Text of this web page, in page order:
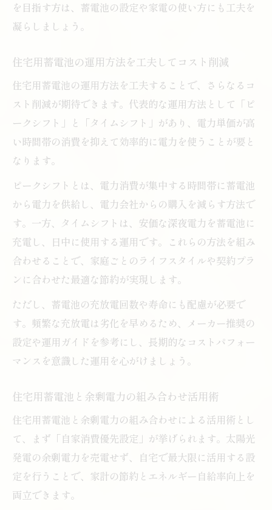
を目指す方は、蓄電池の設定や家電の使い方にも工夫を
凝らしましょう。
住宅用蓄電池の運用方法を工夫してコスト削減
住宅用蓄電池の運用方法を工夫することで、さらなるコ
スト削減が期待できます。代表的な運用方法として「ピ
ークシフト」と「タイムシフト」があり、電力単価が高
い時間帯の消費を抑えて効率的に電力を使うことが要と
なります。
ピークシフトとは、電力消費が集中する時間帯に蓄電池
から電力を供給し、電力会社からの購入を減らす方法で
す。一方、タイムシフトは、安価な深夜電力を蓄電池に
充電し、日中に使用する運用です。これらの方法を組み
合わせることで、家庭ごとのライフスタイルや契約プラ
ンに合わせた最適な節約が実現します。
ただし、蓄電池の充放電回数や寿命にも配慮が必要で
す。頻繁な充放電は劣化を早めるため、メーカー推奨の
設定や運用ガイドを参考にし、長期的なコストパフォー
マンスを意識した運用を心がけましょう。
住宅用蓄電池と余剰電力の組み合わせ活用術
住宅用蓄電池と余剰電力の組み合わせによる活用術とし
て、まず「自家消費優先設定」が挙げられます。太陽光
発電の余剰電力を売電せず、自宅で最大限に活用する設
定を行うことで、家計の節約とエネルギー自給率向上を
両立できます。